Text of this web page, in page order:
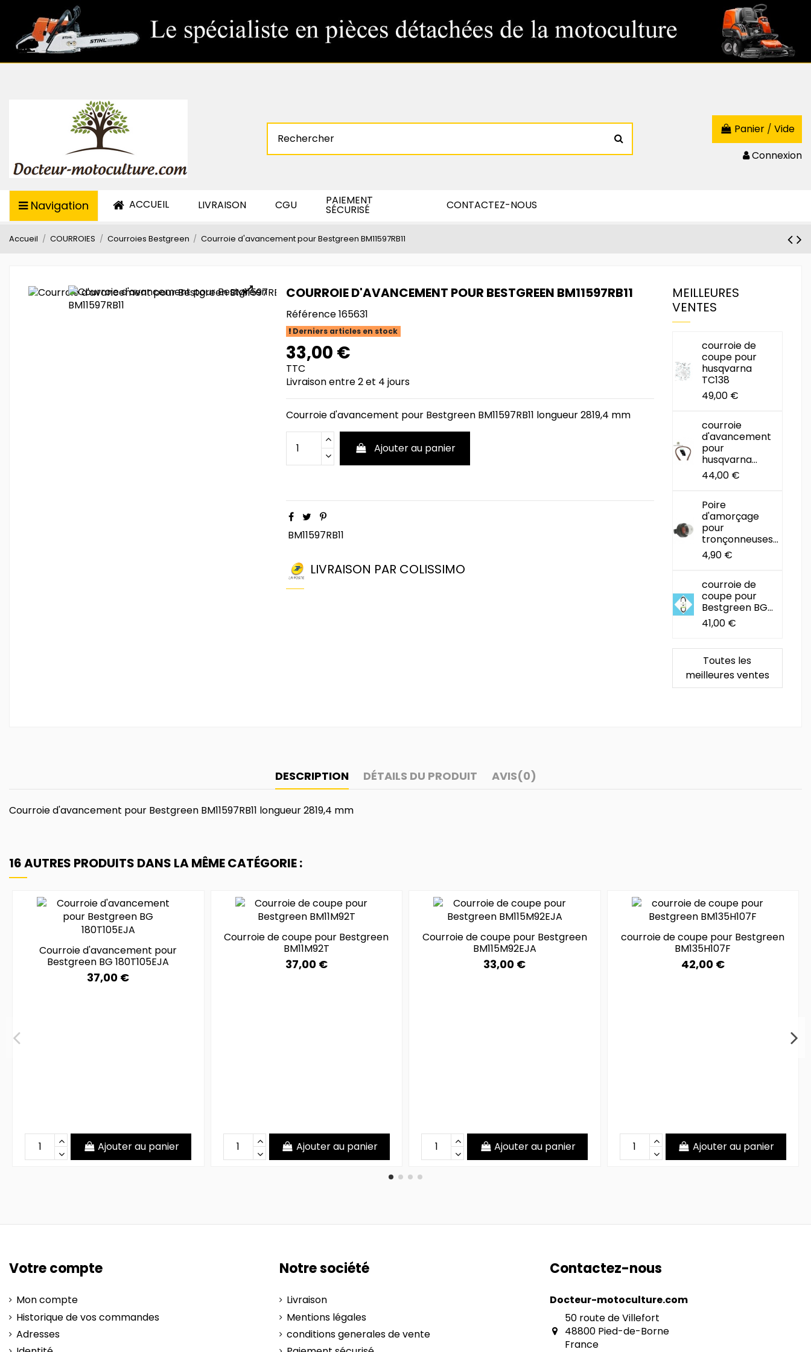
Panier / Vide
Connexion
Navigation ACCUEIL LIVRAISON CGU PAIEMENT
SÉCURISÉ CONTACTEZ-NOUS
Accueil COURROIES Courroies Bestgreen Courroie d'avancement pour Bestgreen BM11597RB11
COURROIE D'AVANCEMENT POUR BESTGREEN BM11597RB11
Référence165631
Derniers articles en stock
33,00 €
TTC
Livraison entre 2 et 4 jours
Courroie d'avancement pour Bestgreen BM11597RB11 longueur 2819,4 mm
Ajouter au panier
BM11597RB11
LIVRAISON PAR COLISSIMO
MEILLEURES
VENTES
courroie de
coupe pour
husqvarna
TC138
49,00 €
courroie
d'avancement
pour
husqvarna...
44,00 €
Poire
d'amorçage
pour
tronçonneuses...
4,90 €
courroie de
coupe pour
Bestgreen BG...
41,00 €
Toutes les
meilleures ventes
DESCRIPTION DÉTAILS DU PRODUIT AVIS(0)
Courroie d'avancement pour Bestgreen BM11597RB11 longueur 2819,4 mm
16 AUTRES PRODUITS DANS LA MÊME CATÉGORIE :
Courroie d'avancement pour
Bestgreen BG 180T105EJA
37,00 €
Ajouter au panier
Courroie de coupe pour Bestgreen
BM11M92T
37,00 €
Ajouter au panier
Courroie de coupe pour Bestgreen
BM115M92EJA
33,00 €
Ajouter au panier
courroie de coupe pour Bestgreen
BM135H107F
42,00 €
Ajouter au panier
Votre compte
Mon compte
Historique de vos commandes
Adresses
Notre société
Livraison
Mentions légales
conditions generales de vente
Contactez-nous
Docteur-motoculture.com
50 route de Villefort
48800 Pied-de-Borne
France